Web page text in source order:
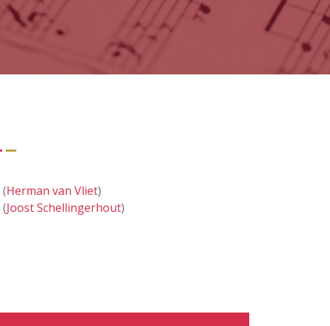
(Herman van Vliet)
(Joost Schellingerhout)